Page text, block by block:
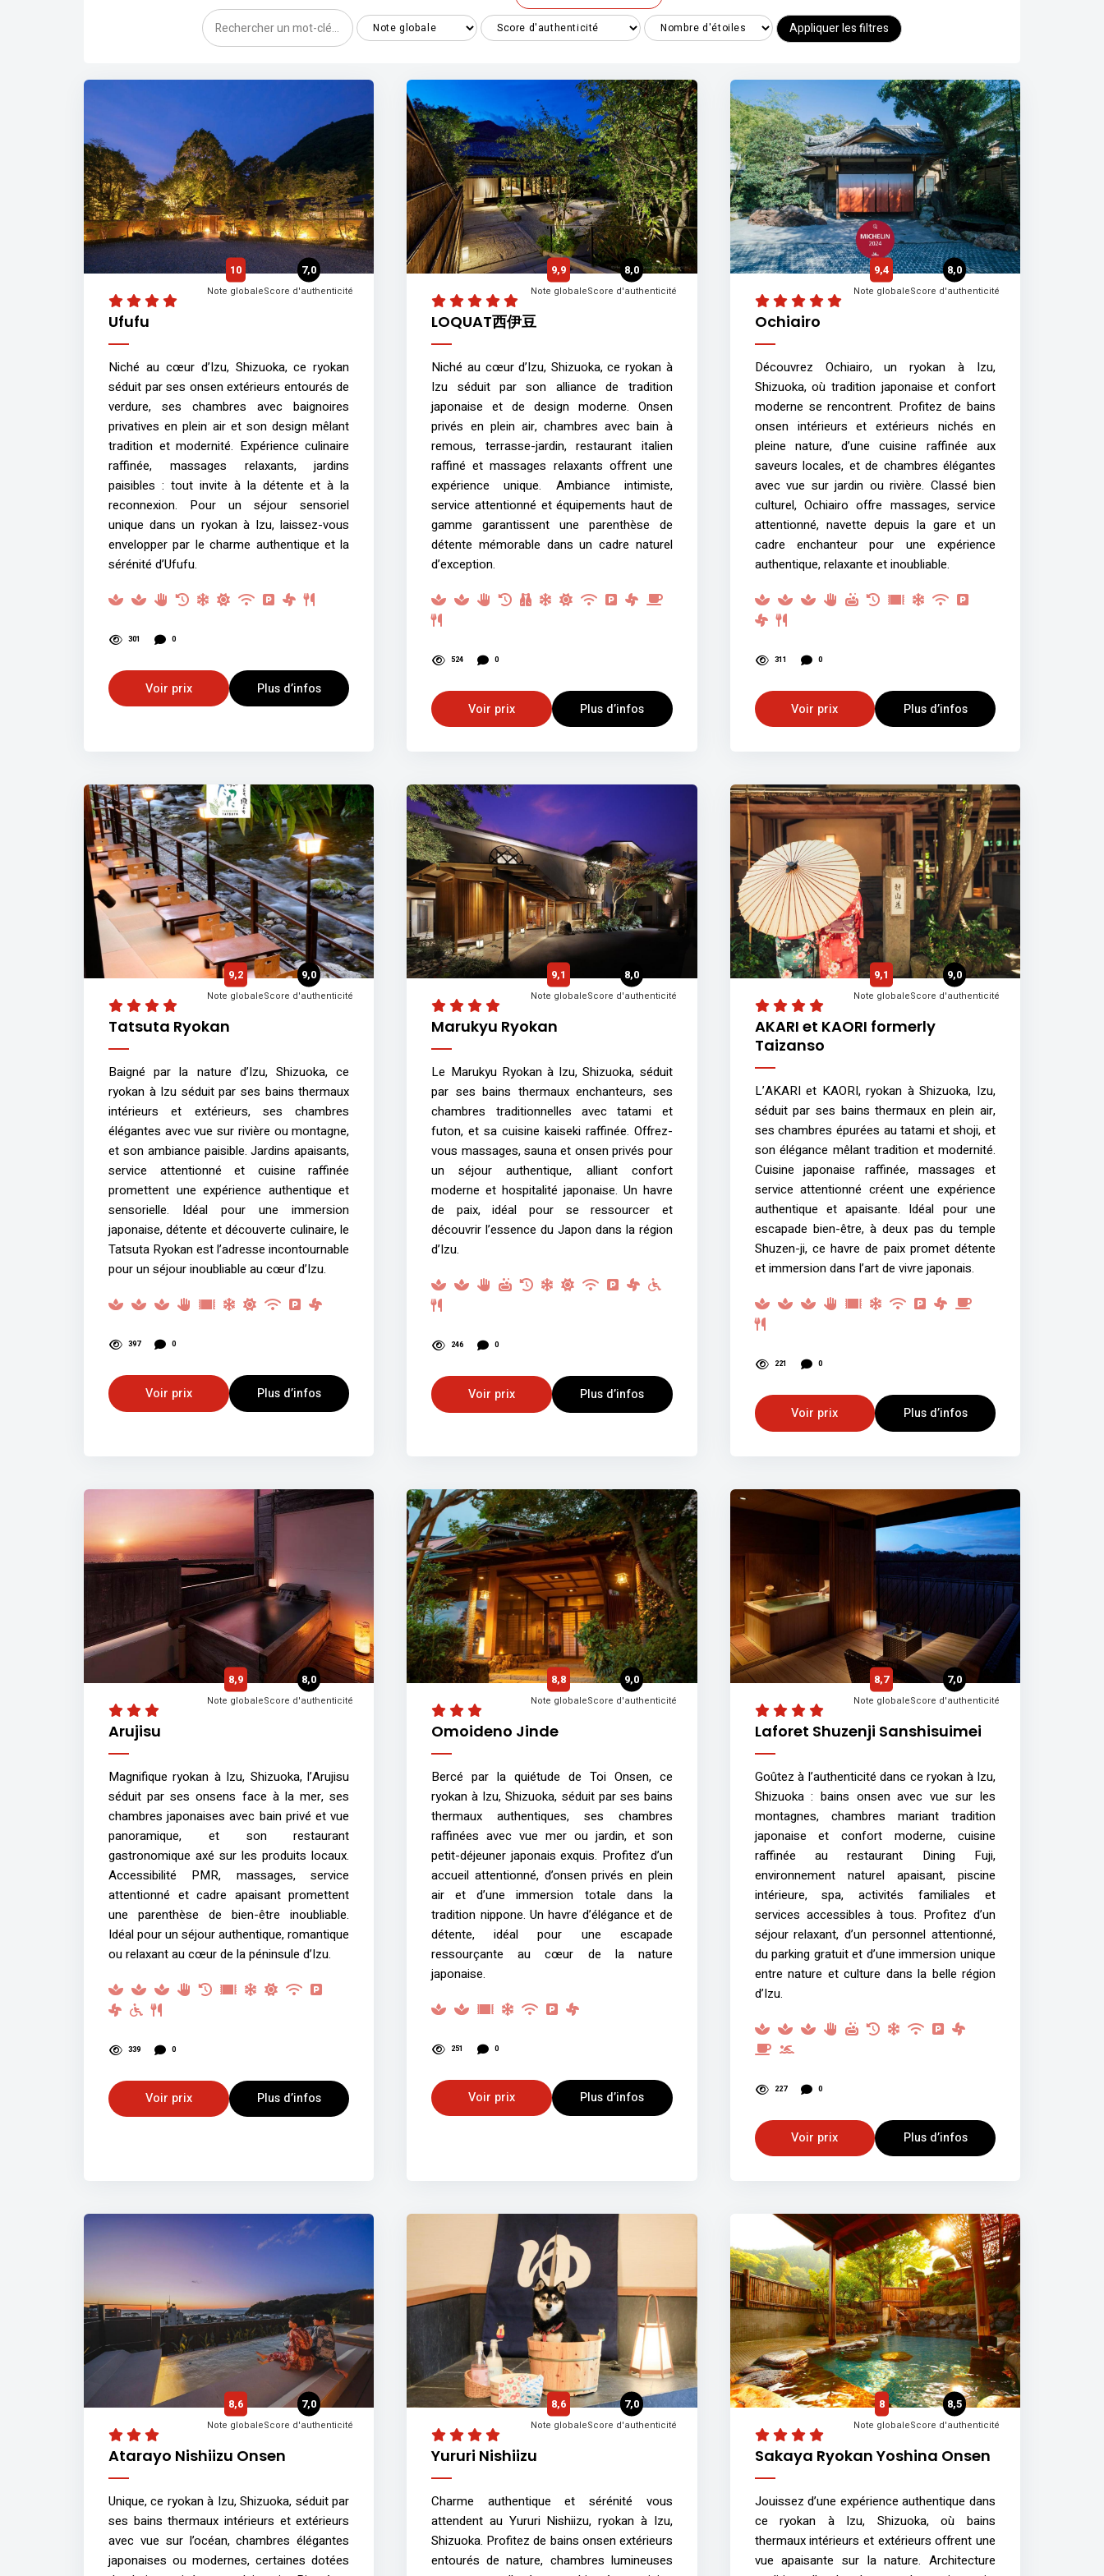
Appliquer les filtres
Ufufu
10
Note globale
7,0
Score d'authenticité
Niché au cœur d’Izu, Shizuoka, ce ryokan
séduit par ses onsen extérieurs entourés de
verdure, ses chambres avec baignoires
privatives en plein air et son design mêlant
tradition et modernité. Expérience culinaire
raffinée, massages relaxants, jardins
paisibles : tout invite à la détente et à la
reconnexion. Pour un séjour sensoriel
unique dans un ryokan à Izu, laissez-vous
envelopper par le charme authentique et la
sérénité d’Ufufu.
301 0
Voir prix Plus d’infos
LOQUAT西伊豆
9,9
Note globale
8,0
Score d'authenticité
Niché au cœur d’Izu, Shizuoka, ce ryokan à
Izu séduit par son alliance de tradition
japonaise et de design moderne. Onsen
privés en plein air, chambres avec bain à
remous, terrasse-jardin, restaurant italien
raffiné et massages relaxants offrent une
expérience unique. Ambiance intimiste,
service attentionné et équipements haut de
gamme garantissent une parenthèse de
détente mémorable dans un cadre naturel
d’exception.
524 0
Voir prix Plus d’infos
Ochiairo
9,4
Note globale
8,0
Score d'authenticité
Découvrez Ochiairo, un ryokan à Izu,
Shizuoka, où tradition japonaise et confort
moderne se rencontrent. Profitez de bains
onsen intérieurs et extérieurs nichés en
pleine nature, d’une cuisine raffinée aux
saveurs locales, et de chambres élégantes
avec vue sur jardin ou rivière. Classé bien
culturel, Ochiairo offre massages, service
attentionné, navette depuis la gare et un
cadre enchanteur pour une expérience
authentique, relaxante et inoubliable.
311 0
Voir prix Plus d’infos
Tatsuta Ryokan
9,2
Note globale
9,0
Score d'authenticité
Baigné par la nature d’Izu, Shizuoka, ce
ryokan à Izu séduit par ses bains thermaux
intérieurs et extérieurs, ses chambres
élégantes avec vue sur rivière ou montagne,
et son ambiance paisible. Jardins apaisants,
service attentionné et cuisine raffinée
promettent une expérience authentique et
sensorielle. Idéal pour une immersion
japonaise, détente et découverte culinaire, le
Tatsuta Ryokan est l’adresse incontournable
pour un séjour inoubliable au cœur d’Izu.
397 0
Voir prix Plus d’infos
Marukyu Ryokan
9,1
Note globale
8,0
Score d'authenticité
Le Marukyu Ryokan à Izu, Shizuoka, séduit
par ses bains thermaux enchanteurs, ses
chambres traditionnelles avec tatami et
futon, et sa cuisine kaiseki raffinée. Offrez-
vous massages, sauna et onsen privés pour
un séjour authentique, alliant confort
moderne et hospitalité japonaise. Un havre
de paix, idéal pour se ressourcer et
découvrir l’essence du Japon dans la région
d’Izu.
246 0
Voir prix Plus d’infos
AKARI et KAORI formerly
Taizanso
9,1
Note globale
9,0
Score d'authenticité
L’AKARI et KAORI, ryokan à Shizuoka, Izu,
séduit par ses bains thermaux en plein air,
ses chambres épurées au tatami et shoji, et
son élégance mêlant tradition et modernité.
Cuisine japonaise raffinée, massages et
service attentionné créent une expérience
authentique et apaisante. Idéal pour une
escapade bien-être, à deux pas du temple
Shuzen-ji, ce havre de paix promet détente
et immersion dans l’art de vivre japonais.
221 0
Voir prix Plus d’infos
Arujisu
8,9
Note globale
8,0
Score d'authenticité
Magnifique ryokan à Izu, Shizuoka, l’Arujisu
séduit par ses onsens face à la mer, ses
chambres japonaises avec bain privé et vue
panoramique, et son restaurant
gastronomique axé sur les produits locaux.
Accessibilité PMR, massages, service
attentionné et cadre apaisant promettent
une parenthèse de bien-être inoubliable.
Idéal pour un séjour authentique, romantique
ou relaxant au cœur de la péninsule d’Izu.
339 0
Voir prix Plus d’infos
Omoideno Jinde
8,8
Note globale
9,0
Score d'authenticité
Bercé par la quiétude de Toi Onsen, ce
ryokan à Izu, Shizuoka, séduit par ses bains
thermaux authentiques, ses chambres
raffinées avec vue mer ou jardin, et son
petit-déjeuner japonais exquis. Profitez d’un
accueil attentionné, d’onsen privés en plein
air et d’une immersion totale dans la
tradition nippone. Un havre d’élégance et de
détente, idéal pour une escapade
ressourçante au cœur de la nature
japonaise.
251 0
Voir prix Plus d’infos
Laforet Shuzenji Sanshisuimei
8,7
Note globale
7,0
Score d'authenticité
Goûtez à l’authenticité dans ce ryokan à Izu,
Shizuoka : bains onsen avec vue sur les
montagnes, chambres mariant tradition
japonaise et confort moderne, cuisine
raffinée au restaurant Dining Fuji,
environnement naturel apaisant, piscine
intérieure, spa, activités familiales et
services accessibles à tous. Profitez d’un
séjour relaxant, d’un personnel attentionné,
du parking gratuit et d’une immersion unique
entre nature et culture dans la belle région
d’Izu.
227 0
Voir prix Plus d’infos
Atarayo Nishiizu Onsen
8,6
Note globale
7,0
Score d'authenticité
Unique, ce ryokan à Izu, Shizuoka, séduit par
ses bains thermaux intérieurs et extérieurs
avec vue sur l’océan, chambres élégantes
japonaises ou modernes, certaines dotées
Yururi Nishiizu
8,6
Note globale
7,0
Score d'authenticité
Charme authentique et sérénité vous
attendent au Yururi Nishiizu, ryokan à Izu,
Shizuoka. Profitez de bains onsen extérieurs
entourés de nature, chambres lumineuses
Sakaya Ryokan Yoshina Onsen
8
Note globale
8,5
Score d'authenticité
Jouissez d’une expérience authentique dans
ce ryokan à Izu, Shizuoka, où bains
thermaux intérieurs et extérieurs offrent une
vue apaisante sur la nature. Architecture